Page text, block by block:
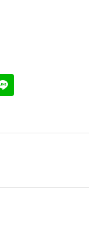
テンダの
の過程で出て
標に、常に進
るのにふさわ
か。そう中村は考